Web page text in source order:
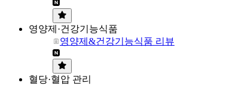
영양제·건강기능식품
영양제&건강기능식품 리뷰
혈당·혈압 관리